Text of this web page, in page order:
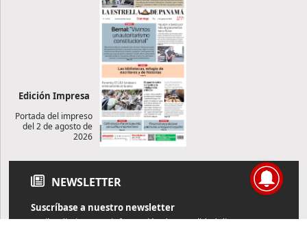
Edición Impresa
Portada del impreso
del 2 de agosto de
2026
NEWSLETTER
Suscríbase a nuestro newsletter
Reciba diariamente información de actualidad directamente en